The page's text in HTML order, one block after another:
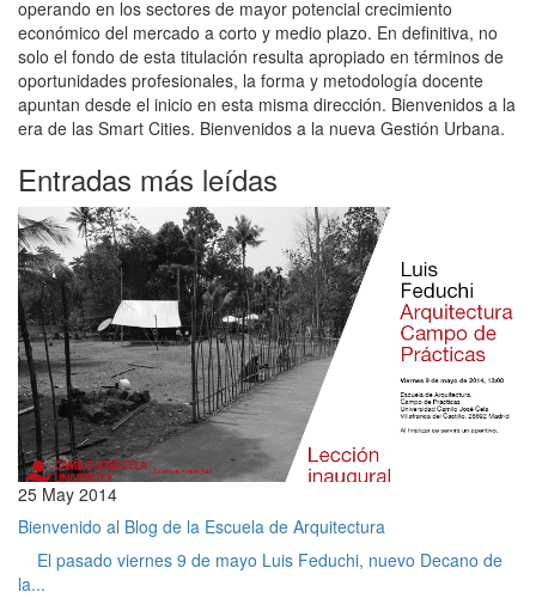
operando en los sectores de mayor potencial crecimiento
económico del mercado a corto y medio plazo. En definitiva, no
solo el fondo de esta titulación resulta apropiado en términos de
oportunidades profesionales, la forma y metodología docente
apuntan desde el inicio en esta misma dirección. Bienvenidos a la
era de las Smart Cities. Bienvenidos a la nueva Gestión Urbana.
Entradas más leídas
25 May 2014
Bienvenido al Blog de la Escuela de Arquitectura
El pasado viernes 9 de mayo Luis Feduchi, nuevo Decano de
la...